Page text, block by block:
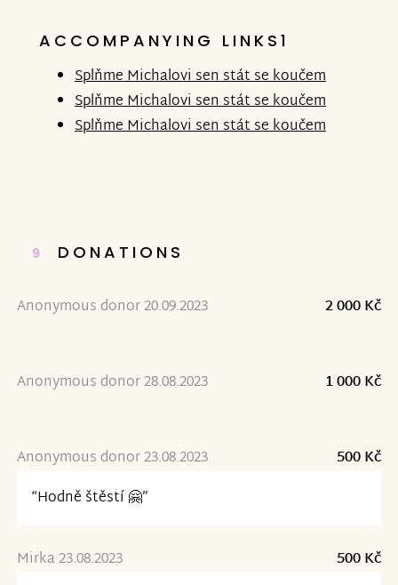
ACCOMPANYING LINKS1
Splňme Michalovi sen stát se koučem
Splňme Michalovi sen stát se koučem
Splňme Michalovi sen stát se koučem
9 DONATIONS
Anonymous donor 20.09.2023 2 000 Kč
Anonymous donor 28.08.2023 1 000 Kč
Anonymous donor 23.08.2023
500 Kč
“Hodně štěstí 🤗”
Mirka 23.08.2023
500 Kč